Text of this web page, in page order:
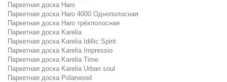
Паркетная доска Haro
Паркетная доска Haro 4000 Однополосная
Паркетная доска Haro трёхполосная
Паркетная доска Karelia
Паркетная доска Karelia Idillic Spirit
Паркетная доска Karelia Impressio
Паркетная доска Karelia Time
Паркетная доска Karelia Urban soul
Паркетная доска Polarwood